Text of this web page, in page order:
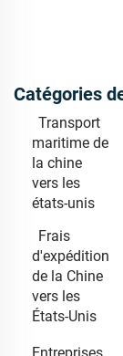
Catégories
Transport
maritime de
la chine
vers les
états-unis
Frais
d'expédition
de la Chine
vers les
États-Unis